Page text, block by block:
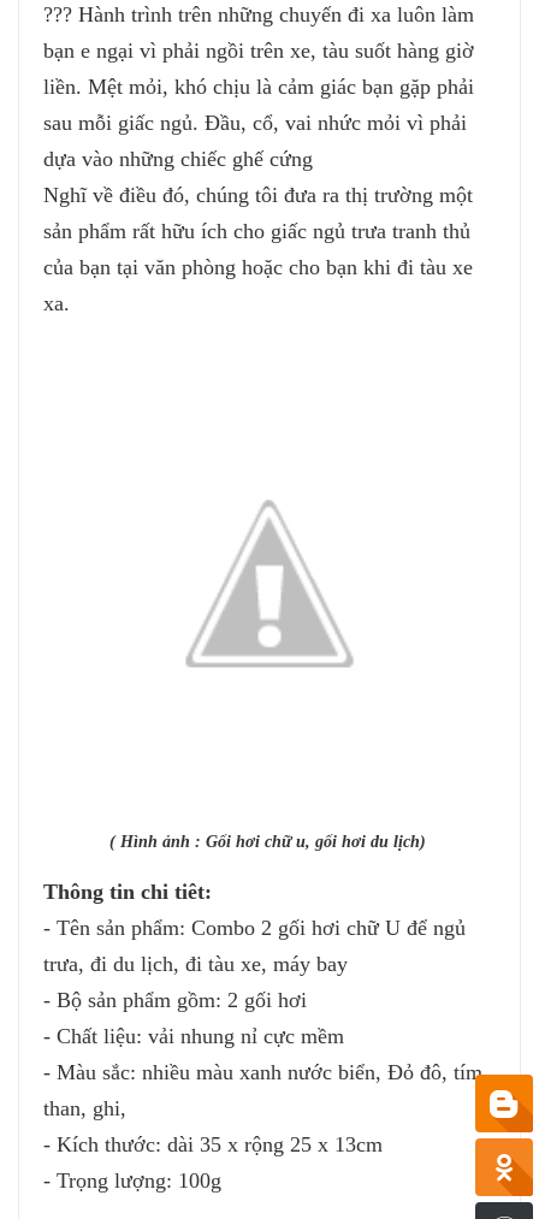
??? Hành trình trên những chuyến đi xa luôn làm
bạn e ngại vì phải ngồi trên xe, tàu suốt hàng giờ
liền. Mệt mỏi, khó chịu là cảm giác bạn gặp phải
sau mỗi giấc ngủ. Đầu, cổ, vai nhức mỏi vì phải
dựa vào những chiếc ghế cứng
Nghĩ về điều đó, chúng tôi đưa ra thị trường một
sản phẩm rất hữu ích cho giấc ngủ trưa tranh thủ
của bạn tại văn phòng hoặc cho bạn khi đi tàu xe
xa.
( Hình ảnh : Gối hơi chữ u, gối hơi du lịch)
Thông tin chi tiêt:
- Tên sản phẩm: Combo 2 gối hơi chữ U để ngủ
trưa, đi du lịch, đi tàu xe, máy bay
- Bộ sản phẩm gồm: 2 gối hơi
- Chất liệu: vải nhung nỉ cực mềm
- Màu sắc: nhiều màu xanh nước biển, Đỏ đô, tím
than, ghi,
- Kích thước: dài 35 x rộng 25 x 13cm
- Trọng lượng: 100g